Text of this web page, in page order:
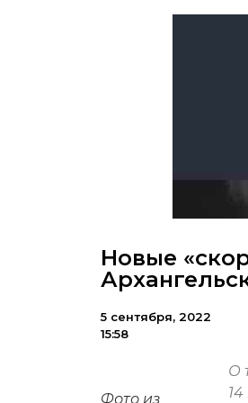
Новые
5 сентября, 2022
15:58
Фото из
О